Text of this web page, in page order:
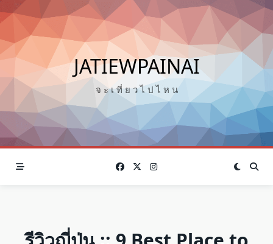
Skip
to
content
JATIEWPAINAI
จ ะ เ ที่ ย ว ไ ป ไ ห น